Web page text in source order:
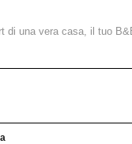
di una vera casa, il tuo